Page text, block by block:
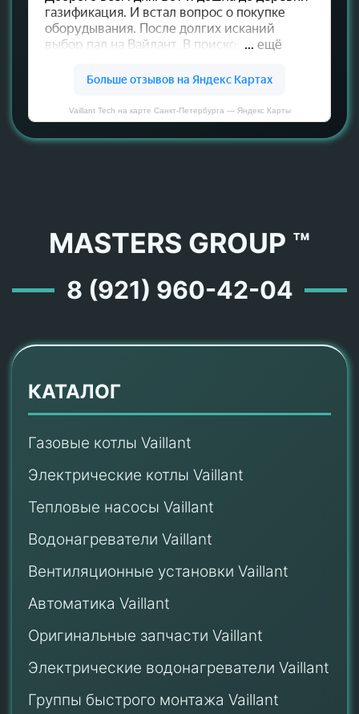
Vaillant Tech на карте Санкт‑Петербурга — Яндекс Карты
MASTERS GROUP ™
8 (921) 960-42-04
КАТАЛОГ
Газовые котлы Vaillant
Электрические котлы Vaillant
Тепловые насосы Vaillant
Водонагреватели Vaillant
Вентиляционные установки Vaillant
Автоматика Vaillant
Оригинальные запчасти Vaillant
Электрические водонагреватели Vaillant
Группы быстрого монтажа Vaillant